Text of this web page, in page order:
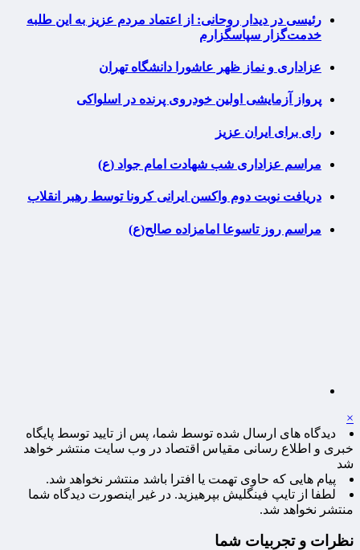
رئیسی در دیدار روحانی: از اعتماد مردم عزیز به این طلبه
خدمت‌گزار سپاسگزارم
عزاداری و نماز ظهر عاشورا دانشگاه تهران
پرواز آزمایشی اولین خودروی پرنده در اسلواکی
رای برای ایران عزیز
مراسم عزاداری شب شهادت امام جواد (ع)
دریافت نوبت دوم واکسن ایرانی کرونا توسط رهبر انقلاب
مراسم روز تاسوعا امامزاده صالح(ع)
×
دیدگاه های ارسال شده توسط شما، پس از تایید توسط پایگاه
خبری و اطلاع رسانی مقیاس اقتصاد در وب سایت منتشر خواهد
شد
پیام هایی که حاوی تهمت یا افترا باشد منتشر نخواهد شد.
لطفا از تایپ فینگلیش بپرهیزید. در غیر اینصورت دیدگاه شما
منتشر نخواهد شد.
نظرات و تجربیات شما